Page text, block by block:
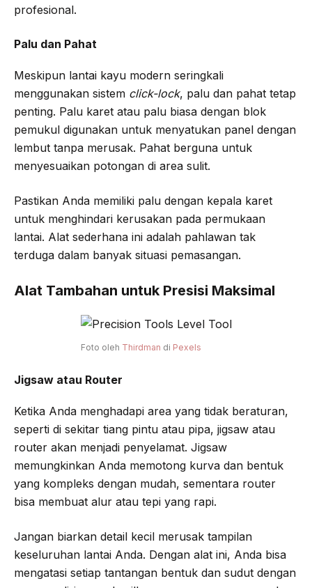
profesional.
Palu dan Pahat
Meskipun lantai kayu modern seringkali
menggunakan sistem click-lock, palu dan pahat tetap
penting. Palu karet atau palu biasa dengan blok
pemukul digunakan untuk menyatukan panel dengan
lembut tanpa merusak. Pahat berguna untuk
menyesuaikan potongan di area sulit.
Pastikan Anda memiliki palu dengan kepala karet
untuk menghindari kerusakan pada permukaan
lantai. Alat sederhana ini adalah pahlawan tak
terduga dalam banyak situasi pemasangan.
Alat Tambahan untuk Presisi Maksimal
Foto oleh Thirdman di Pexels
Jigsaw atau Router
Ketika Anda menghadapi area yang tidak beraturan,
seperti di sekitar tiang pintu atau pipa, jigsaw atau
router akan menjadi penyelamat. Jigsaw
memungkinkan Anda memotong kurva dan bentuk
yang kompleks dengan mudah, sementara router
bisa membuat alur atau tepi yang rapi.
Jangan biarkan detail kecil merusak tampilan
keseluruhan lantai Anda. Dengan alat ini, Anda bisa
mengatasi setiap tantangan bentuk dan sudut dengan